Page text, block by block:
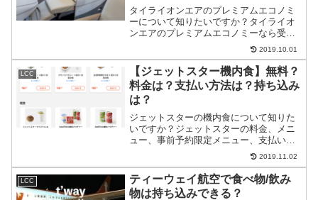
タイライオンエアのプレミアムエコノミ
ーについて知りたいですか？タイライオ
ンエアのプレミアムエコノミーなら受託
手荷物30kg、ほぼフラットシート、優先
搭乗、優先降機など、ビジネスクラスの
サービスが受けれて、プラス2万円で可能
です。
2019.10.01
LCC
【ジェットスター機内食】無料？
料金は？支払い方法は？持ち込み
は？
ジェットスターの機内食について知りた
いですか？ジェットスターの料金、メニ
ュー、事前予約限定メニュー、支払い方
法、飲食物の機内持ち込みについて、詳
しく紹介しています。ジェットスターの
機内食について調べてる方は、ご覧くだ
さい。
2019.11.02
LCC
ティーウェイ航空で食べ物/飲み
物は持ち込みできる？